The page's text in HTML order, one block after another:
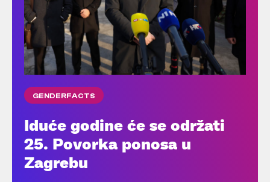
GENDERFACTS
Iduće godine će se održati
25. Povorka ponosa u
Zagrebu